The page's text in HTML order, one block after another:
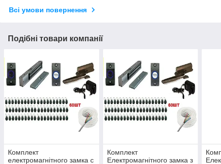
Всі умови повернення
Подібні товари компанії
Комплект
електромагнітного замка с
Комплект
Електромагнітного замка з